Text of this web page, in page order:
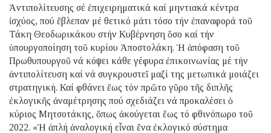
Ἀντιπολίτευσης σέ ἐπιχειρηματικά καί μηντιακά κέντρα
ἰσχύος, πού ἔβλεπαν μέ θετικό μάτι τόσο τήν ἐπαναφορά τοῦ
Τάκη Θεοδωρικάκου στήν Κυβέρνηση ὅσο καί τήν
ὑπουργοποίηση τοῦ κυρίου Ἀποστολάκη. Ἡ ἀπόφαση τοῦ
Πρωθυπουργοῦ νά κόψει κάθε γέφυρα ἐπικοινωνίας μέ τήν
ἀντιπολίτευση καί νά συγκρουστεῖ μαζί της μετωπικά μοιάζει
στρατηγική. Καί φθάνει ἕως τόν πρῶτο γῦρο τῆς διπλῆς
ἐκλογικῆς ἀναμέτρησης πού σχεδιάζει νά προκαλέσει ὁ
κύριος Μητσοτάκης, ὅπως ἀκούγεται ἕως τό φθινόπωρο τοῦ
2022. «Ἡ ἁπλή ἀναλογική εἶναι ἕνα ἐκλογικό σύστημα